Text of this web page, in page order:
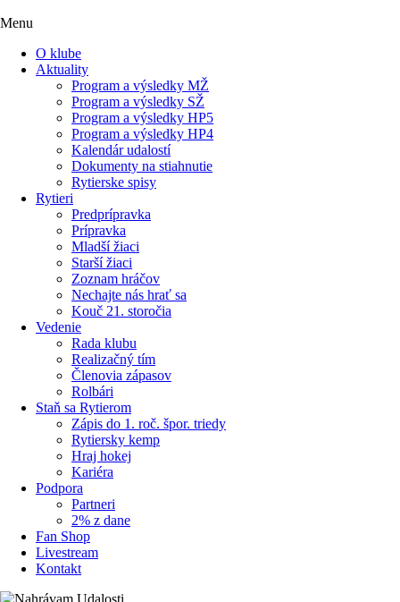
Menu
O klube
Aktuality
Program a výsledky MŽ
Program a výsledky SŽ
Program a výsledky HP5
Program a výsledky HP4
Kalendár udalostí
Dokumenty na stiahnutie
Rytierske spisy
Rytieri
Predprípravka
Prípravka
Mladší žiaci
Starší žiaci
Zoznam hráčov
Nechajte nás hrať sa
Kouč 21. storočia
Vedenie
Rada klubu
Realizačný tím
Členovia zápasov
Rolbári
Staň sa Rytierom
Zápis do 1. roč. špor. triedy
Rytiersky kemp
Hraj hokej
Kariéra
Podpora
Partneri
2% z dane
Fan Shop
Livestream
Kontakt